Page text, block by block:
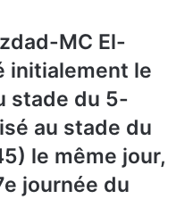
MC El-
initialement le
stade du 5-
au stade du
le même jour,
journée du